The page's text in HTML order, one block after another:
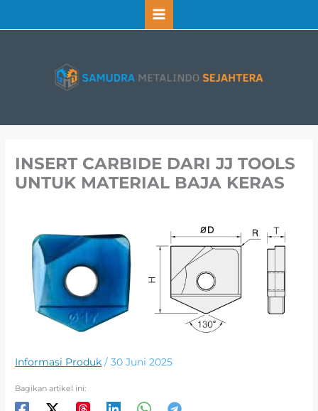
INSERT CARBIDE DARI JJ TOOLS
UNTUK MATERIAL BAJA KERAS
Informasi Produk /30 Juni 2025
Bagikan artikel ini: